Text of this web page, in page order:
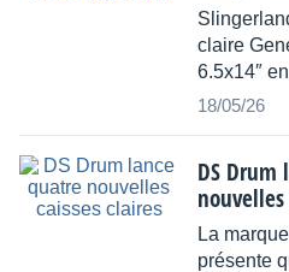
claire
6.5x14″
18/05/26
DS Drum
La
présente